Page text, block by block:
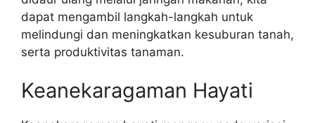
dapat mengambil langkah-langkah untuk
melindungi dan meningkatkan kesuburan tanah,
serta produktivitas tanaman.
Keanekaragaman Hayati